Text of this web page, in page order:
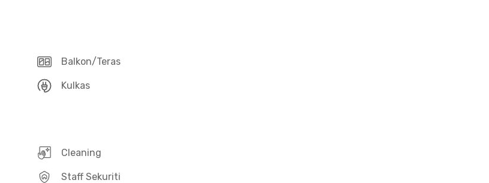
Balkon/Teras
Kulkas
Cleaning
Staff Sekuriti